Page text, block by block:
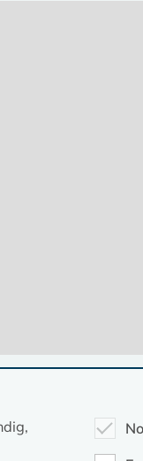
Portal
kirche-mv.de